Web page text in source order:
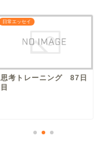
日常エッセイ
思考トレーニング 87日
目